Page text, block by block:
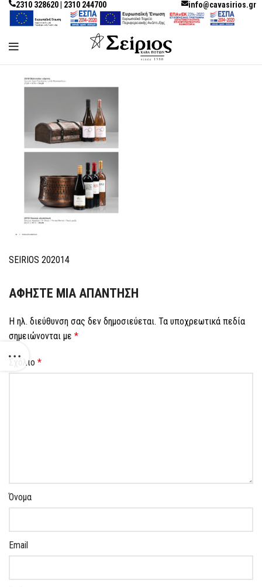
2310 328620 | 2310 244700 info@cavasirios.gr
SEIRIOS 202014
ΑΦΉΣΤΕ ΜΙΑ ΑΠΆΝΤΗΣΗ
Η ηλ. διεύθυνση σας δεν δημοσιεύεται. Τα υποχρεωτικά πεδία
σημειώνονται με *
Σχόλιο *
Όνομα
Email